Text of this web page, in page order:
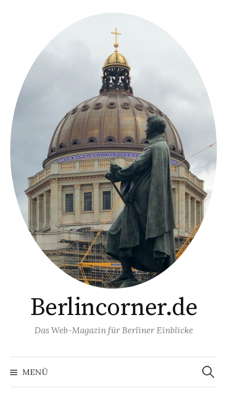
Berlincorner.de
Das Web-Magazin für Berliner Einblicke
MENÜ
Suchen
nach: